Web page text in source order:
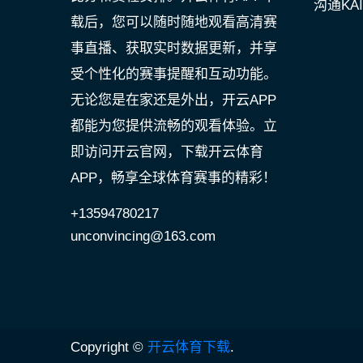
载后，您可以随时随地观看高清赛
事直播、获取实时数据更新，并享
受个性化的赛事提醒和互动功能。
无论您是在家还是外出，开云APP
都能为您提供流畅的观看体验。立
即访问开云官网，下载开云体育
APP，畅享全球体育赛事的精彩！
+13594780217
unconvincing@163.com
沟通
Copyright © 开云体育下载.